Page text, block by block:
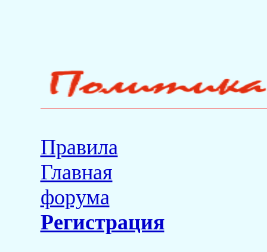
Правила
Главная
форума
Регистрация